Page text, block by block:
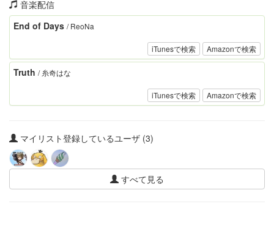
音楽配信
iTunesで検索 Amazonで検索
End of Days / ReoNa
iTunesで検索 Amazonで検索
Truth / 糸奇はな
マイリスト登録しているユーザ (3)
すべて見る